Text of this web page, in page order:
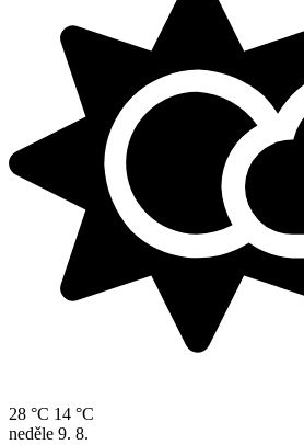
28 °C 14 °C
neděle 9. 8.